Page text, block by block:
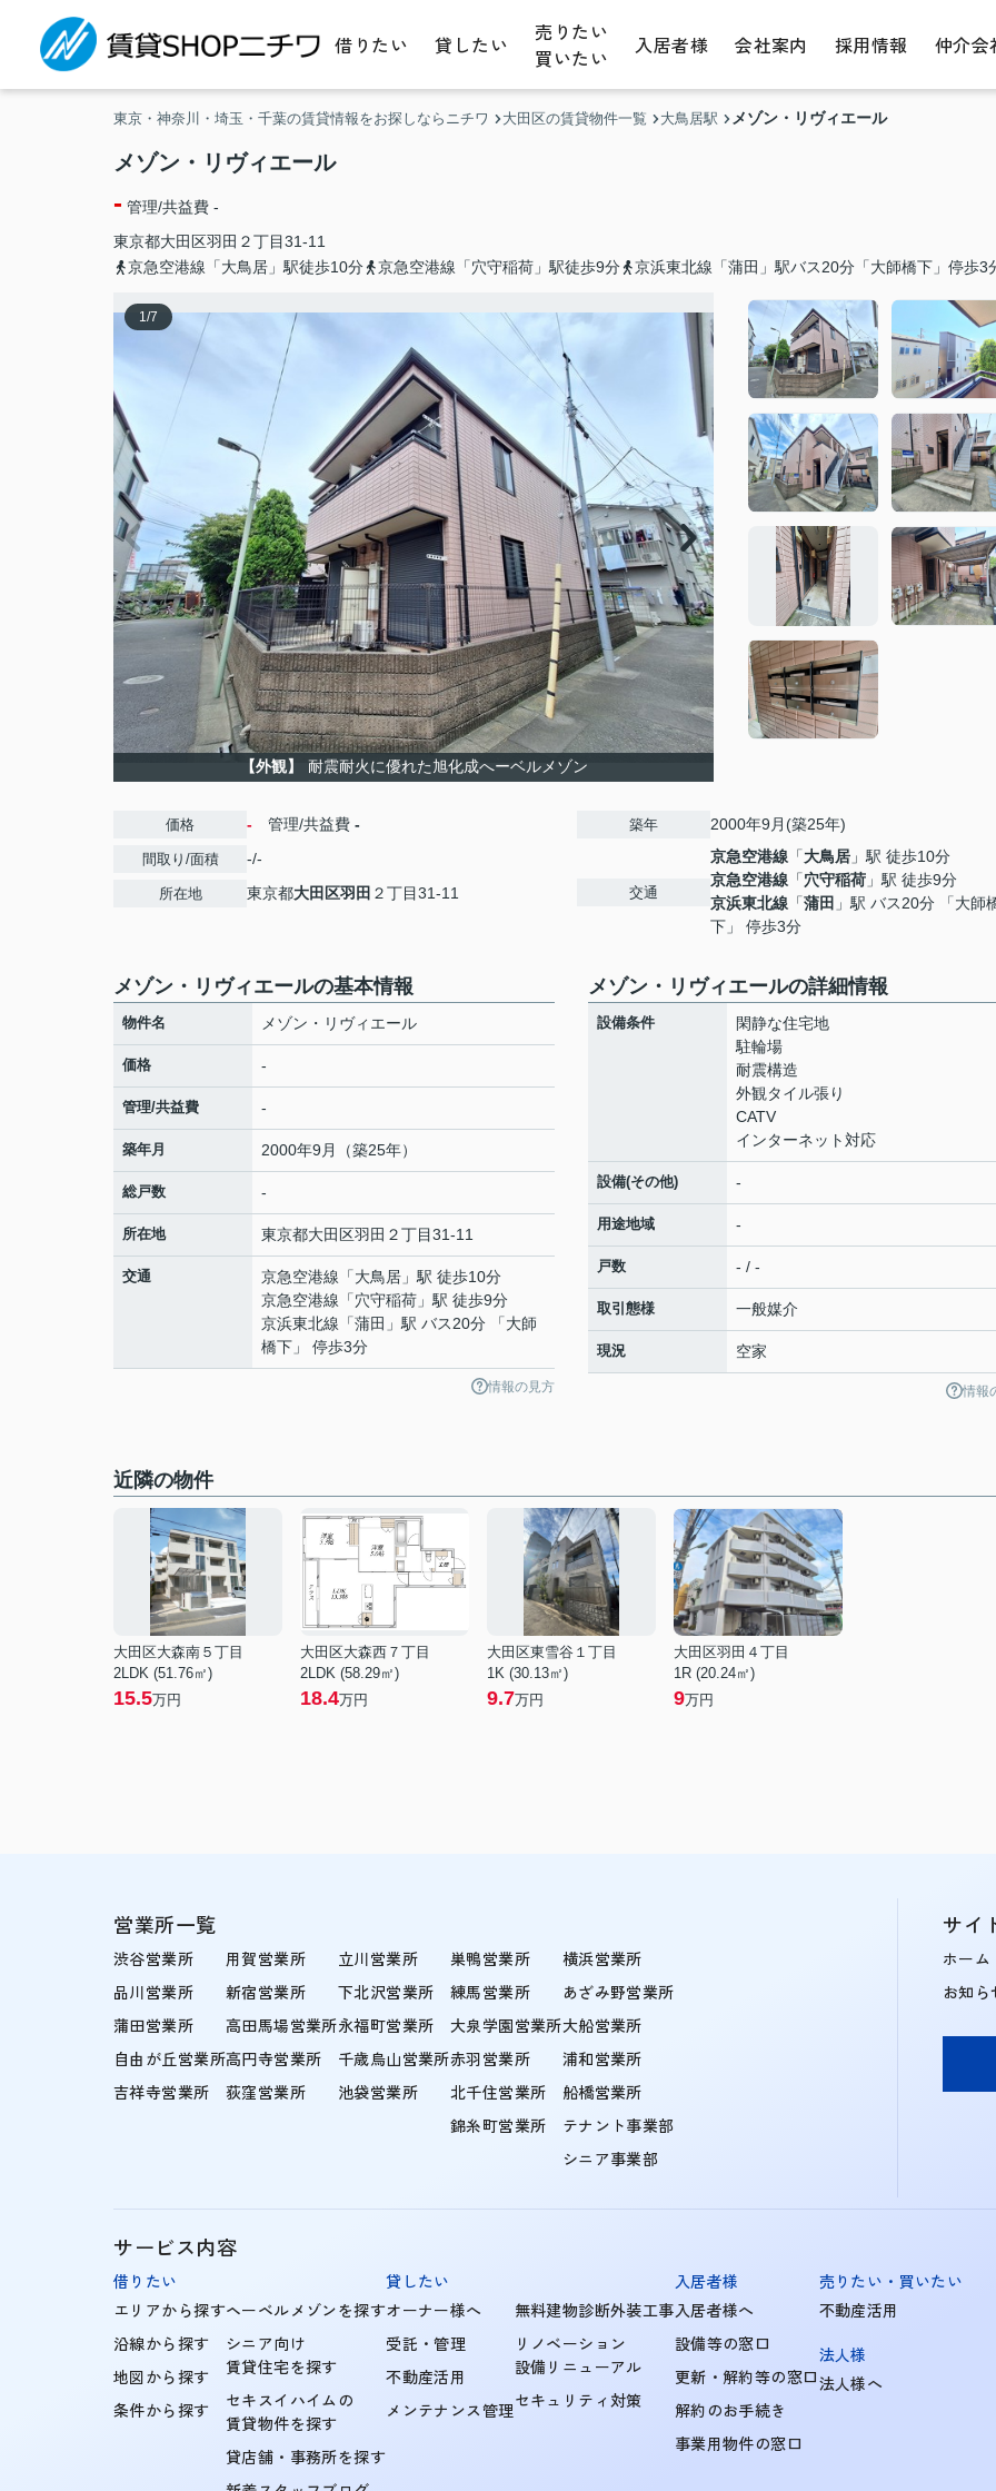
借りたい 貸したい
売りたい
買いたい
入居者様 会社案内 採用情報 仲介会
東京・神奈川・埼玉・千葉の賃貸情報をお探しならニチワ 大田区の賃貸物件一覧 大鳥居駅 メゾン・リヴィエール
メゾン・リヴィエール
- 管理/共益費 -
東京都大田区羽田 ２丁目31-11
京急空港線「大鳥居」駅徒歩10分
京急空港線「穴守稲荷」駅徒歩9分 京浜東北線「蒲田」駅バス20分「大師橋下」停歩3
1/7
【外観】 耐震耐火に優れた旭化成へーベルメゾン
価格 - 管理/共益費 -
間取り/面積 -/-
所在地 東京都大田区羽田 ２丁目31-11
築年 2000年9月(築25年)
交通
京急空港線 「大鳥居 」駅 徒歩10分
京急空港線 「穴守稲荷 」駅 徒歩9分
京浜東北線 「蒲田 」駅 バス20分 「大師
下」 停歩3分
メゾン・リヴィエールの基本情報
物件名 メゾン・リヴィエール
価格 -
管理/共益費 -
築年月 2000年9月（築25年）
総戸数 -
所在地 東京都大田区羽田 ２丁目31-11
交通 京急空港線 「大鳥居 」駅 徒歩10分
京急空港線 「穴守稲荷 」駅 徒歩9分
京浜東北線 「蒲田 」駅 バス20分 「大師
橋下」 停歩3分
情報の見方
メゾン・リヴィエールの詳細情報
設備条件
閑静な住宅地
駐輪場
耐震構造
外観タイル張り
CATV
インターネット対応
設備(その他) -
用途地域 -
戸数 - / -
取引態様 一般媒介
現況 空家
情報
近隣の物件
大田区大森南５丁目
2LDK (51.76㎡)
15.5万円
大田区大森西７丁目
2LDK (58.29㎡)
18.4万円
大田区東雪谷１丁目
1K (30.13㎡)
9.7万円
大田区羽田４丁目
1R (20.24㎡)
9万円
営業所一覧
渋谷営業所
品川営業所
蒲田営業所
自由が丘営業所
吉祥寺営業所
用賀営業所
新宿営業所
高田馬場営業所
高円寺営業所
荻窪営業所
立川営業所
下北沢営業所
永福町営業所
千歳烏山営業所
池袋営業所
巣鴨営業所
練馬営業所
大泉学園営業所
赤羽営業所
北千住営業所
錦糸町営業所
横浜営業所
あざみ野営業所
大船営業所
浦和営業所
船橋営業所
テナント事業部
シニア事業部
サイ
ホーム
お知ら
サービス内容
借りたい
エリアから探す
沿線から探す
地図から探す
条件から探す
ヘーベルメゾンを探す
シニア向け
賃貸住宅を探す
セキスイハイムの
賃貸物件を探す
貸店舗・事務所を探す
貸したい
オーナー様へ
受託・管理
不動産活用
メンテナンス管理
無料建物診断外装工事
リノベーション
設備リニューアル
セキュリティ対策
入居者様
入居者様へ
設備等の窓口
更新・解約等の窓口
解約のお手続き
事業用物件の窓口
売りたい・買いたい
不動産活用
法人様
法人様へ